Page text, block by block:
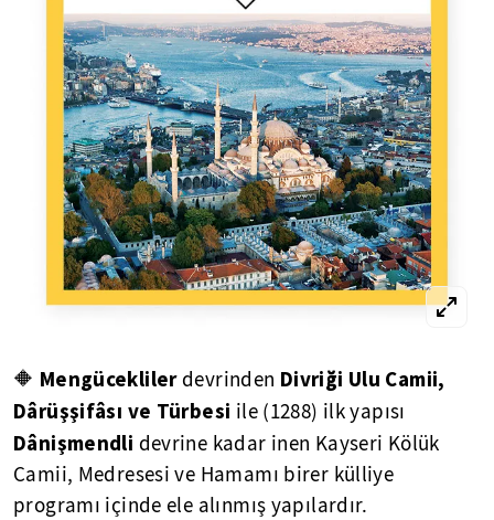
🔶 Mengücekliler devrinden Divriği Ulu Camii,
Dârüşşifâsı ve Türbesi ile (1288) ilk yapısı
Dânişmendli devrine kadar inen Kayseri Kölük
Camii, Medresesi ve Hamamı birer külliye
programı içinde ele alınmış yapılardır.